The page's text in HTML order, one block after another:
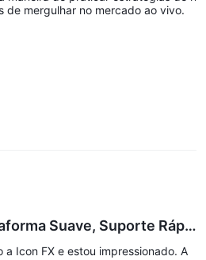
de mergulhar no mercado ao vivo.
Suave, Suporte Rápi
Espaço para Expandir a Li
a Icon FX e estou impressionado. A